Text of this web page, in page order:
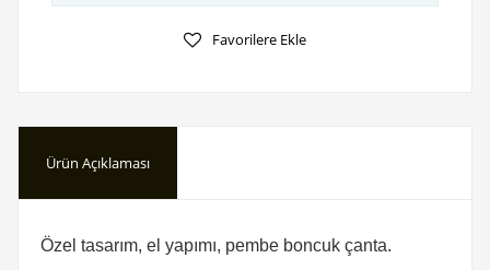
Favorilere Ekle
Ürün Açıklaması
Özel tasarım, el yapımı, pembe boncuk çanta.